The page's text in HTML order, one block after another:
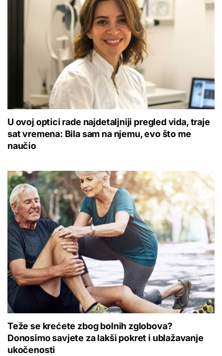
U ovoj optici rade najdetaljniji pregled vida, traje
sat vremena: Bila sam na njemu, evo što me
naučio
Teže se krećete zbog bolnih zglobova?
Donosimo savjete za lakši pokret i ublažavanje
ukočenosti